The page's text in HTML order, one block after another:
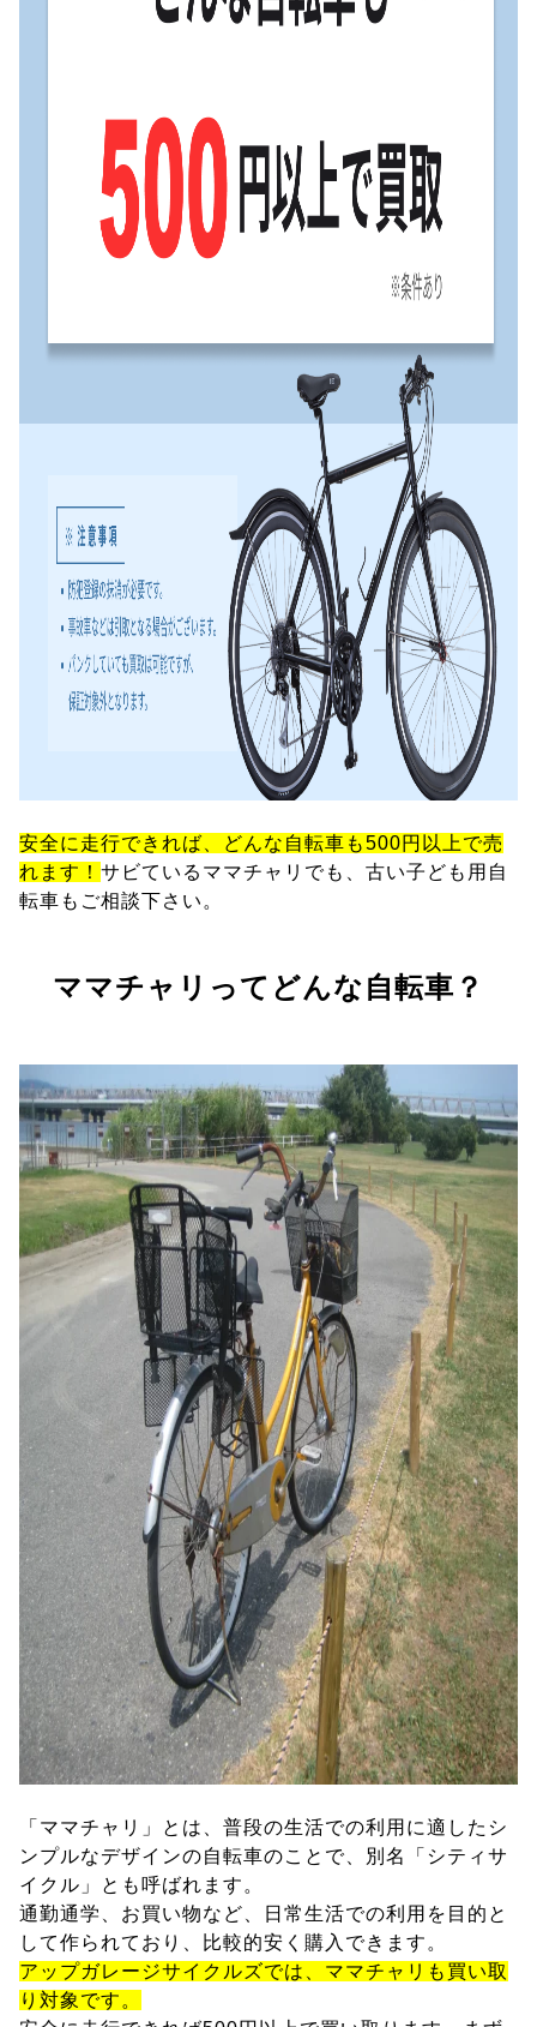
安全に走行できれば、どんな自転車も500円以上で売
れます！ サビているママチャリでも、古い子ども用自
転車もご相談下さい。
ママチャリってどんな自転車？
「ママチャリ」とは、普段の生活での利用に適したシ
ンプルなデザインの自転車のことで、別名「シティサ
イクル」とも呼ばれます。
通勤通学、お買い物など、日常生活での利用を目的と
して作られており、比較的安く購入できます。
アップガレージサイクルズでは、ママチャリも買い取
り対象です。